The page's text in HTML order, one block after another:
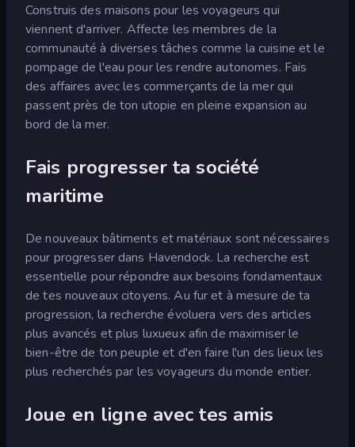
Construis des maisons pour les voyageurs qui
viennent d'arriver. Affecte les membres de la
communauté à diverses tâches comme la cuisine et le
pompage de l'eau pour les rendre autonomes. Fais
des affaires avec les commerçants de la mer qui
passent près de ton utopie en pleine expansion au
bord de la mer.
Fais progresser ta société
maritime
De nouveaux bâtiments et matériaux sont nécessaires
pour progresser dans Havendock. La recherche est
essentielle pour répondre aux besoins fondamentaux
de tes nouveaux citoyens. Au fur et à mesure de ta
progression, la recherche évoluera vers des articles
plus avancés et plus luxueux afin de maximiser le
bien-être de ton peuple et d'en faire l'un des lieux les
plus recherchés par les voyageurs du monde entier.
Joue en ligne avec tes amis